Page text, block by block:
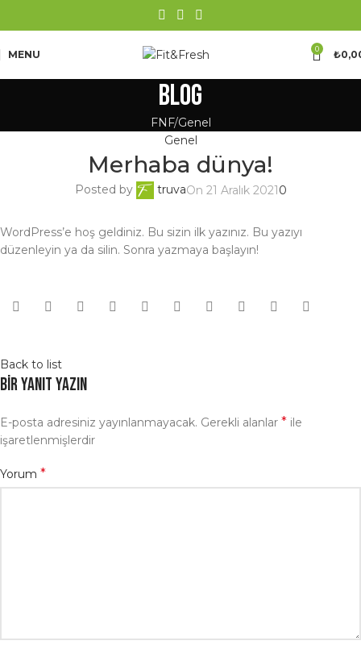
MENU 0 ₺
Blog
FNF Genel
Genel
Merhaba dünya!
Posted by truvaOn 21 Aralık 20210
WordPress’e hoş geldiniz. Bu sizin ilk yazınız. Bu yazıyı
düzenleyin ya da silin. Sonra yazmaya başlayın!
Back to list
Bir yanıt yazın
E-posta adresiniz yayınlanmayacak. Gerekli alanlar * ile
işaretlenmişlerdir
Yorum *